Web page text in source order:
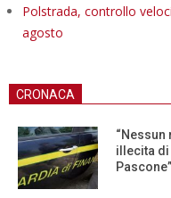
Polstrada, controllo
agosto
CRONACA
illecita di
Pascone”